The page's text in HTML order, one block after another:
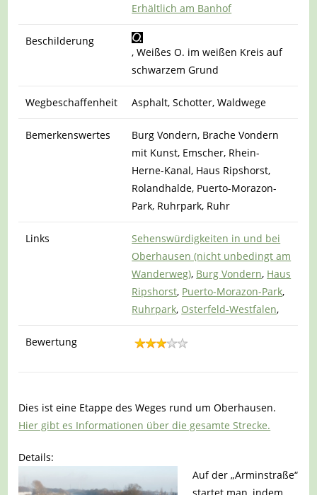
Erhältlich am Banhof
Beschilderung
, Weißes O. im weißen Kreis auf
schwarzem Grund
Wegbeschaffenheit Asphalt, Schotter, Waldwege
Bemerkenswertes
Burg Vondern, Brache Vondern
mit Kunst, Emscher, Rhein-
Herne-Kanal, Haus Ripshorst,
Rolandhalde, Puerto-Morazon-
Park, Ruhrpark, Ruhr
Links
Sehenswürdigkeiten in und bei
Oberhausen (nicht unbedingt am
Wanderweg), Burg Vondern, Haus
Ripshorst, Puerto-Morazon-Park,
Ruhrpark, Osterfeld-Westfalen,
Bewertung
Dies ist eine Etappe des Weges rund um Oberhausen.
Hier gibt es Informationen über die gesamte Strecke.
Details:
Auf der „Arminstraße“
startet man, indem